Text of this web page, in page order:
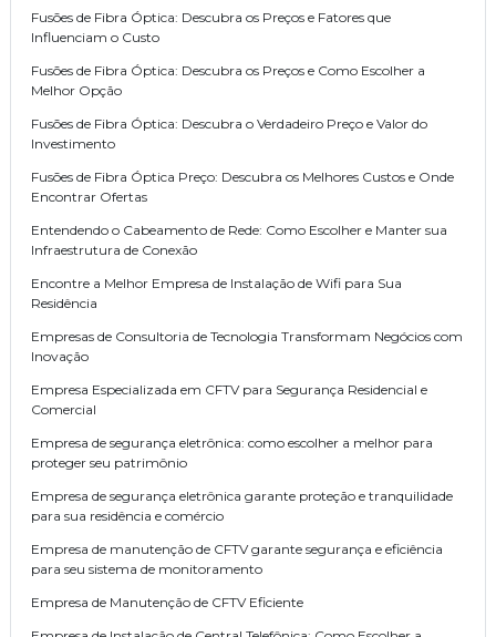
Fusões de Fibra Óptica: Descubra os Preços e Fatores que
Influenciam o Custo
Fusões de Fibra Óptica: Descubra os Preços e Como Escolher a
Melhor Opção
Fusões de Fibra Óptica: Descubra o Verdadeiro Preço e Valor do
Investimento
Fusões de Fibra Óptica Preço: Descubra os Melhores Custos e Onde
Encontrar Ofertas
Entendendo o Cabeamento de Rede: Como Escolher e Manter sua
Infraestrutura de Conexão
Encontre a Melhor Empresa de Instalação de Wifi para Sua
Residência
Empresas de Consultoria de Tecnologia Transformam Negócios com
Inovação
Empresa Especializada em CFTV para Segurança Residencial e
Comercial
Empresa de segurança eletrônica: como escolher a melhor para
proteger seu patrimônio
Empresa de segurança eletrônica garante proteção e tranquilidade
para sua residência e comércio
Empresa de manutenção de CFTV garante segurança e eficiência
para seu sistema de monitoramento
Empresa de Manutenção de CFTV Eficiente